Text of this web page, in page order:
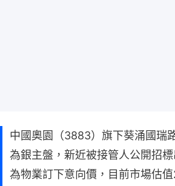
中國奧園（3883）旗下葵涌國瑞
為銀主盤，新近被接管人公開招
為物業訂下意向價，目前市場估